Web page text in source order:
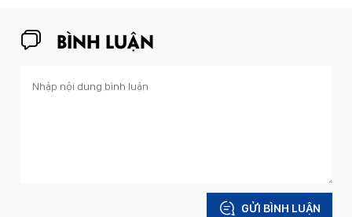
BÌNH LUẬN
GỬI BÌNH LUẬN